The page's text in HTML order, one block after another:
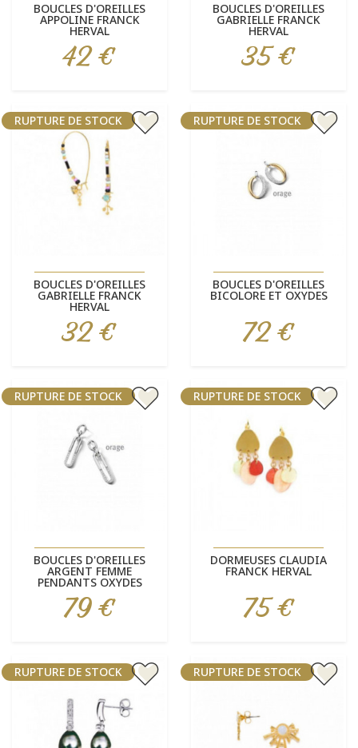
BOUCLES D'OREILLES
APPOLINE FRANCK
HERVAL
Prix
42 €
BOUCLES D'OREILLES
GABRIELLE FRANCK
HERVAL
Prix
35 €
BOUCLES D'OREILLES
GABRIELLE FRANCK
HERVAL
Prix
32 €
RUPTURE DE STOCK
BOUCLES D'OREILLES
BICOLORE ET OXYDES
Prix
72 €
RUPTURE DE STOCK
BOUCLES D'OREILLES
ARGENT FEMME
PENDANTS OXYDES
Prix
79 €
RUPTURE DE STOCK
DORMEUSES CLAUDIA
FRANCK HERVAL
Prix
75 €
RUPTURE DE STOCK
RUPTURE DE STOCK RUPTURE DE STOCK